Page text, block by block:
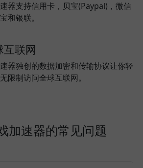
器支持信用卡，贝宝(Paypal)，微信
和银联。
互联网
器独创的数据加密和传输协议让你轻
限制访问全球互联网。
加速器的常见问题